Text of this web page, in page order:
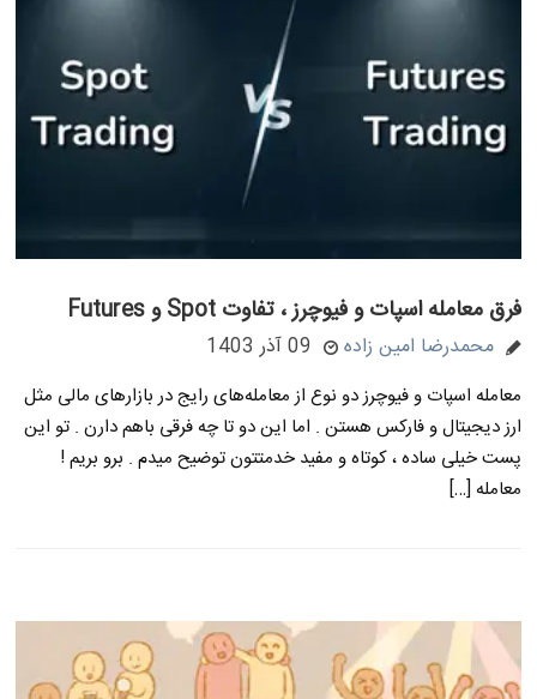
فرق معامله اسپات و فیوچرز ، تفاوت Spot و Futures
محمدرضا امین زاده 09 آذر 1403
معامله اسپات و فیوچرز دو نوع از معامله‌های رایج در بازارهای مالی مثل
ارز دیجیتال و فارکس هستن . اما این دو تا چه فرقی باهم دارن . تو این
پست خیلی ساده ، کوتاه و مفید خدمتتون توضیح میدم . برو بریم !
معامله […]